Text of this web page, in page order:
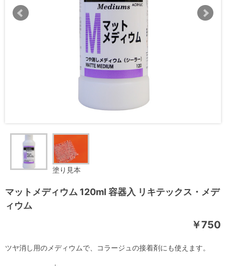
塗り見本
マットメディウム 120ml 容器入 リキテックス・メデ
ィウム
￥750
ツヤ消し用のメディウムで、コラージュの接着剤にも使えます。